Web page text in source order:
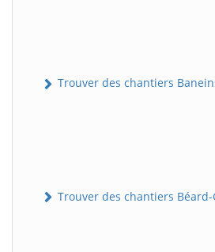
Trouver des chantiers
Trouver des chantiers